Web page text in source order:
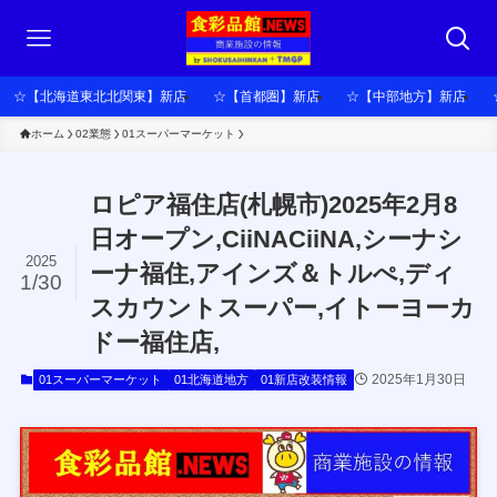
☆【北海道東北北関東】新店 ☆【首都圏】新店 ☆【中部地方】新店
ホーム 02業態 01スーパーマーケット
ロピア福住店(札幌市)2025年2月8
日オープン,CiiNACiiNA,シーナシ
ーナ福住,アインズ＆トルぺ,ディ
スカウントスーパー,イトーヨーカ
ドー福住店,
2025
1/30
01スーパーマーケット 01北海道地方 01新店改装情報 2025年1月30日